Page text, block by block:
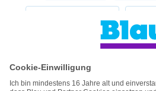
Handyvertrag ohne Handy